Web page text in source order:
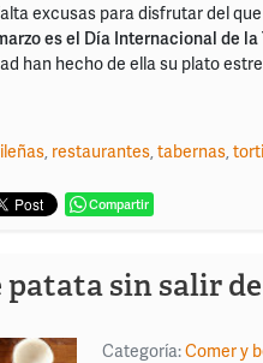
excusas para disfrutar del
es el Día Internacional de
han hecho de ella su plato
, restaurantes,tabernas,
Compartir
sin salir de
Categoría:Comer y